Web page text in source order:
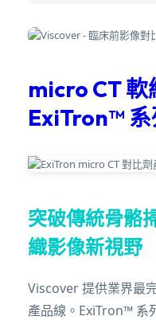
micro CT 軟
ExiTron™ 系
突破傳統骨骼
織影像新視野
Viscover 提供業界最
產品線。ExiTron™ 系